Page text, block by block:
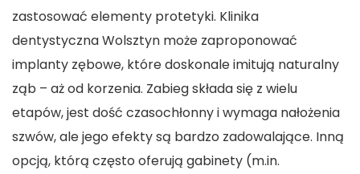
zastosować elementy protetyki. Klinika
dentystyczna Wolsztyn może zaproponować
implanty zębowe, które doskonale imitują naturalny
ząb – aż od korzenia. Zabieg składa się z wielu
etapów, jest dość czasochłonny i wymaga nałożenia
szwów, ale jego efekty są bardzo zadowalające. Inną
opcją, którą często oferują gabinety (m.in.